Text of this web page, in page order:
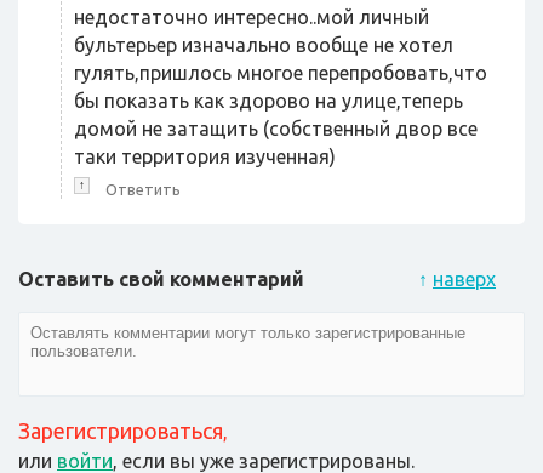
недостаточно интересно..мой личный
бультерьер изначально вообще не хотел
гулять,пришлось многое перепробовать,что
бы показать как здорово на улице,теперь
домой не затащить (собственный двор все
таки территория изученная)
↑ Ответить
↑ наверх
Оставить свой комментарий
Зарегистрироваться
или войти , если вы уже зарегистрированы.